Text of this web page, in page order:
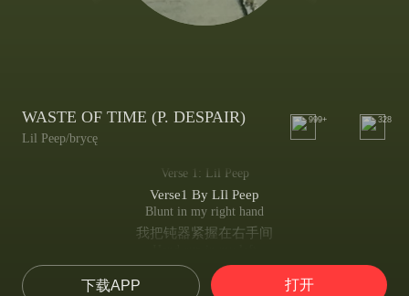
WASTE OF TIME (P. DESPAIR)
Lil Peep/brycę
999+ 328
Verse 1: Lil Peep
Verse1 By LIl Peep
Blunt in my right hand
我把钝器紧握在右手间
我的左边有个手杯
My gun on the night stand
下载APP 打开